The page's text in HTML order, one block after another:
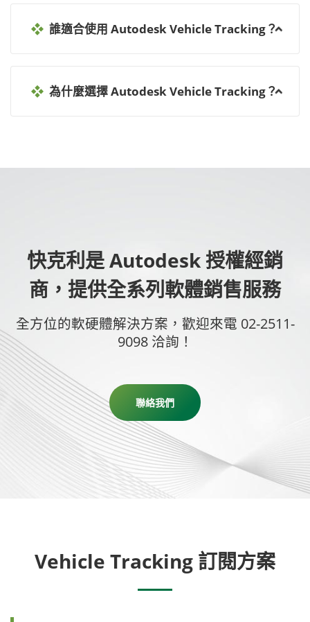
誰適合使用 Autodesk Vehicle Tracking？
為什麼選擇 Autodesk Vehicle Tracking？
快克利是 Autodesk 授權經銷
商，提供全系列軟體銷售服務
全方位的軟硬體解決方案，歡迎來電 02-2511-
9098 洽詢！
聯絡我們
Vehicle Tracking 訂閱方案